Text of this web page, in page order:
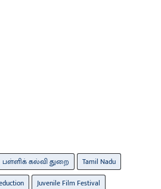
பள்ளிக் கல்வி துறை
Tamil Nadu
Juvenile Film Festival